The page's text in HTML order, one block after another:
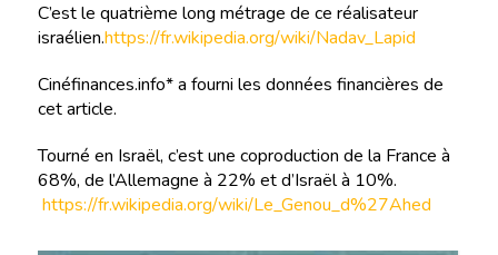
C’est le quatrième long métrage de ce réalisateur
israélien.https://fr.wikipedia.org/wiki/Nadav_Lapid
Cinéfinances.info* a fourni les données financières de
cet article.
Tourné en Israël, c’est une coproduction de la France à
68%, de l’Allemagne à 22% et d’Israël à 10%.
https://fr.wikipedia.org/wiki/Le_Genou_d%27Ahed